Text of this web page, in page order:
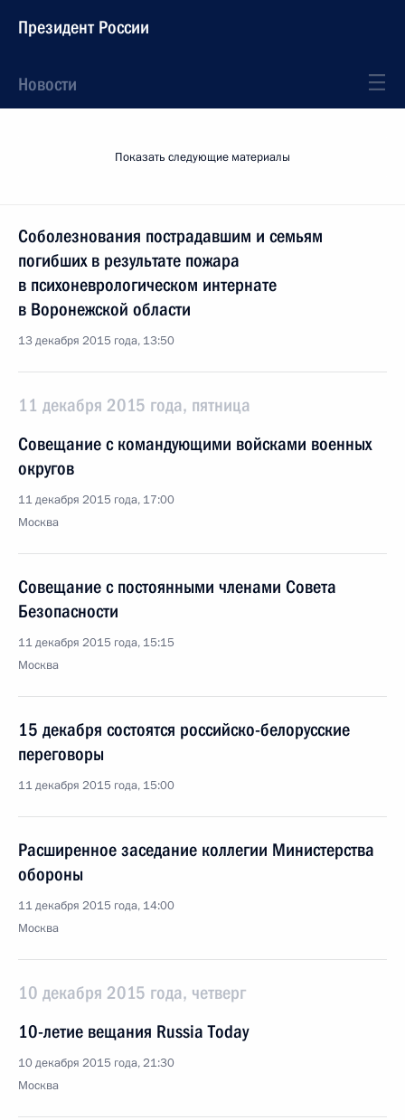
Президент России
Новости
Показать следующие материалы
Соболезнования пострадавшим и семьям
погибших в результате пожара
в психоневрологическом интернате
в Воронежской области
13 декабря 2015 года, 13:50
11 декабря 2015 года, пятница
Совещание с командующими войсками военных
округов
11 декабря 2015 года, 17:00
Москва
Совещание с постоянными членами Совета
Безопасности
11 декабря 2015 года, 15:15
Москва
15 декабря состоятся российско-белорусские
переговоры
11 декабря 2015 года, 15:00
Расширенное заседание коллегии Министерства
обороны
11 декабря 2015 года, 14:00
Москва
10 декабря 2015 года, четверг
10-летие вещания Russia Today
10 декабря 2015 года, 21:30
Москва